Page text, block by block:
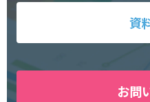
資
お問